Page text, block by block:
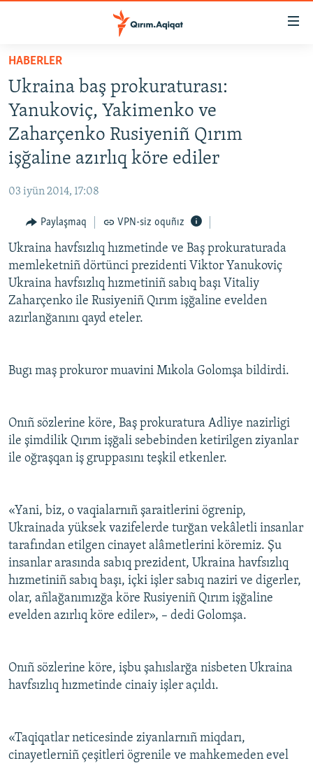
Esas
qaytmaq
Baş
navigatsiyağa
qaytmaq
Qıdıruvğa
HABERLER
SİYASET
İQTİSADİYAT
CEMİYET
İNSAN AQLARI
VİDEO
SÜRET
BLOGLAR
FİKİR
Українською
RFE/RS bütün saytları
HABERLER
Ukraina baş prokuraturası:
Yanukoviç, Yakimenko ve
Zaharçenko Rusiyeniñ Qırım
işğaline azırlıq köre ediler
03 iyün 2014, 17:08
Paylaşmaq VPN-siz oquñız
Ukraina havfsızlıq hızmetinde ve Baş prokuraturada
memleketniñ dörtünci prezidenti Viktor Yanukoviç
Ukraina havfsızlıq hızmetiniñ sabıq başı Vitaliy
Zaharçenko ile Rusiyeniñ Qırım işğaline evelden
azırlanğanını qayd eteler.
Bugı maş prokuror muavini Mıkola Golomşa bildirdi.
Onıñ sözlerine köre, Baş prokuratura Adliye nazirligi
ile şimdilik Qırım işğali sebebinden ketirilgen ziyanlar
ile oğraşqan iş gruppasını teşkil etkenler.
«Yani, biz, o vaqialarnıñ şaraitlerini ögrenip,
Ukrainada yüksek vazifelerde turğan vekâletli insanlar
tarafından etilgen cinayet alâmetlerini köremiz. Şu
insanlar arasında sabıq prezident, Ukraina havfsızlıq
hızmetiniñ sabıq başı, içki işler sabıq naziri ve digerler,
olar, añlağanımızğa köre Rusiyeniñ Qırım işğaline
evelden azırlıq köre ediler», – dedi Golomşa.
Onıñ sözlerine köre, işbu şahıslarğa nisbeten Ukraina
havfsızlıq hızmetinde cinaiy işler açıldı.
«Taqiqatlar neticesinde ziyanlarnıñ miqdarı,
cinayetlerniñ çeşitleri ögrenile ve mahkemeden evel